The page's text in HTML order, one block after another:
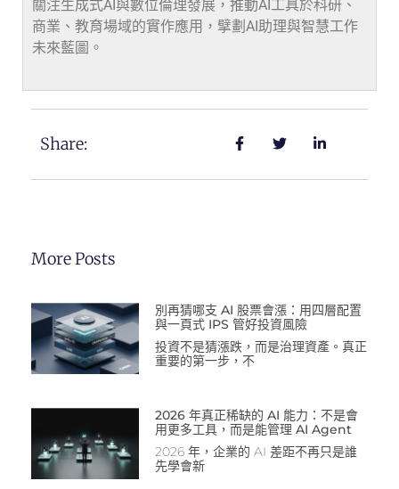
關注生成式AI與數位倫理發展，推動AI工具於科研、
商業、教育場域的實作應用，擘劃AI助理與智慧工作
未來藍圖。
Share:
More Posts
別再猜哪支 AI 股票會漲：用四層配置
與一頁式 IPS 管好投資風險
投資不是猜漲跌，而是治理資產。真正
重要的第一步，不
2026 年真正稀缺的 AI 能力：不是會
用更多工具，而是能管理 AI Agent
2026 年，企業的 AI 差距不再只是誰
先學會新